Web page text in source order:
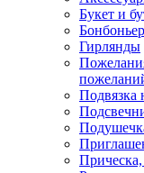
Букет и
Гирлянды
Подвязка